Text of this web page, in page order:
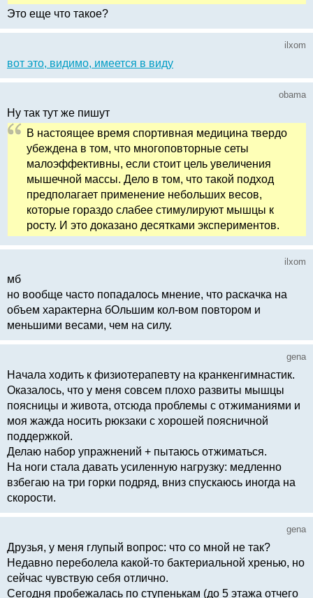
Это еще что такое?
ilxom
вот это, видимо, имеется в виду
obama
Ну так тут же пишут
В настоящее время спортивная медицина твердо
убеждена в том, что многоповторные сеты
малоэффективны, если стоит цель увеличения
мышечной массы. Дело в том, что такой подход
предполагает применение небольших весов,
которые гораздо слабее стимулируют мышцы к
росту. И это доказано десятками экспериментов.
ilxom
мб
но вообще часто попадалось мнение, что раскачка на
объем характерна бОльшим кол-вом повтором и
меньшими весами, чем на силу.
gena
Начала ходить к физиотерапевту на кранкенгимнастик.
Оказалось, что у меня совсем плохо развиты мышцы
поясницы и живота, отсюда проблемы с отжиманиями и
моя жажда носить рюкзаки с хорошей поясничной
поддержкой.
Делаю набор упражнений + пытаюсь отжиматься.
На ноги стала давать усиленную нагрузку: медленно
взбегаю на три горки подряд, вниз спускаюсь иногда на
скорости.
gena
Друзья, у меня глупый вопрос: что со мной не так?
Недавно переболела какой-то бактериальной хренью, но
сейчас чувствую себя отлично.
Сегодня пробежалась по ступенькам (до 5 этажа отчего